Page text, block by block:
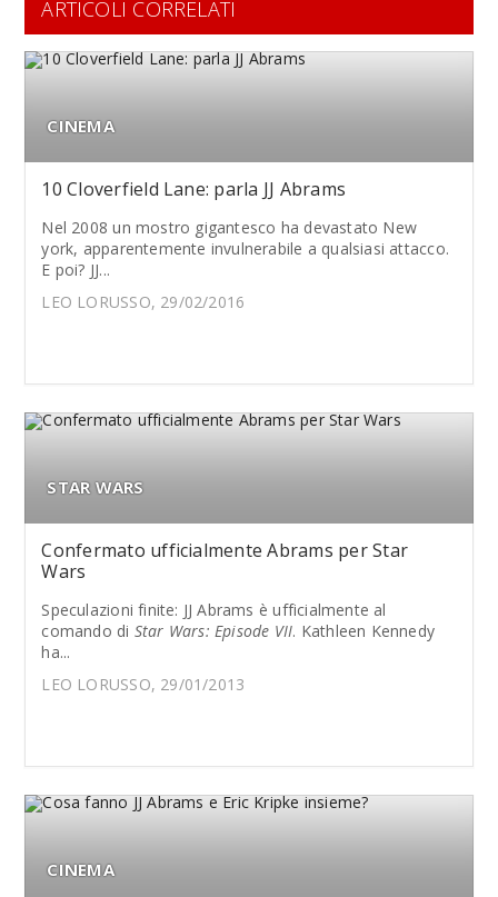
ARTICOLI CORRELATI
CINEMA
10 Cloverfield Lane: parla JJ Abrams
Nel 2008 un mostro gigantesco ha devastato New
york, apparentemente invulnerabile a qualsiasi attacco.
E poi? JJ...
LEO LORUSSO, 29/02/2016
STAR WARS
Confermato ufficialmente Abrams per Star
Wars
Speculazioni finite: JJ Abrams è ufficialmente al
comando di Star Wars: Episode VII. Kathleen Kennedy
ha...
LEO LORUSSO, 29/01/2013
CINEMA